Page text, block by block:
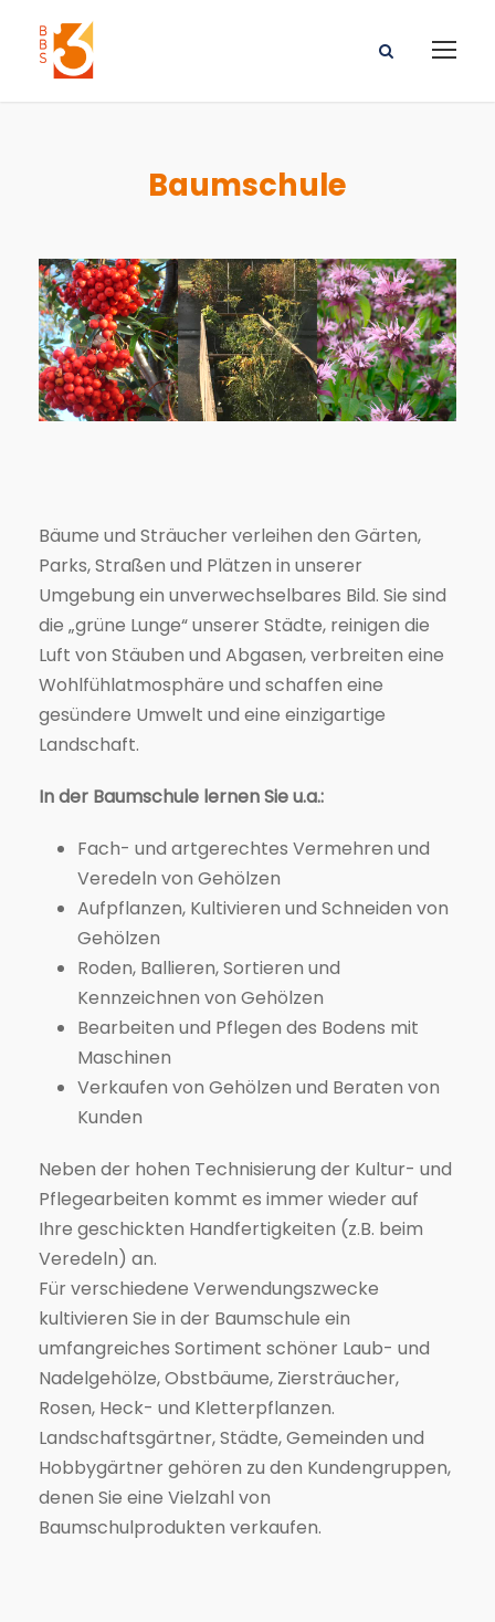
Baumschule
Bäume und Sträucher verleihen den Gärten,
Parks, Straßen und Plätzen in unserer
Umgebung ein unverwechselbares Bild. Sie sind
die „grüne Lunge“ unserer Städte, reinigen die
Luft von Stäuben und Abgasen, verbreiten eine
Wohlfühlatmosphäre und schaffen eine
gesündere Umwelt und eine einzigartige
Landschaft.
In der Baumschule lernen Sie u.a.:
Fach- und artgerechtes Vermehren und
Veredeln von Gehölzen
Aufpflanzen, Kultivieren und Schneiden von
Gehölzen
Roden, Ballieren, Sortieren und
Kennzeichnen von Gehölzen
Bearbeiten und Pflegen des Bodens mit
Maschinen
Verkaufen von Gehölzen und Beraten von
Kunden
Neben der hohen Technisierung der Kultur- und
Pflegearbeiten kommt es immer wieder auf
Ihre geschickten Handfertigkeiten (z.B. beim
Veredeln) an.
Für verschiedene Verwendungszwecke
kultivieren Sie in der Baumschule ein
umfangreiches Sortiment schöner Laub- und
Nadelgehölze, Obstbäume, Ziersträucher,
Rosen, Heck- und Kletterpflanzen.
Landschaftsgärtner, Städte, Gemeinden und
Hobbygärtner gehören zu den Kundengruppen,
denen Sie eine Vielzahl von
Baumschulprodukten verkaufen.